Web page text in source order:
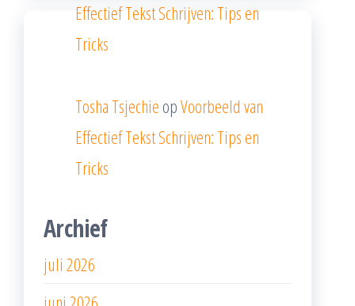
Effectief Tekst Schrijven: Tips en
Tricks
Tosha Tsjechie opVoorbeeld van
Effectief Tekst Schrijven: Tips en
Tricks
Archief
juli 2026